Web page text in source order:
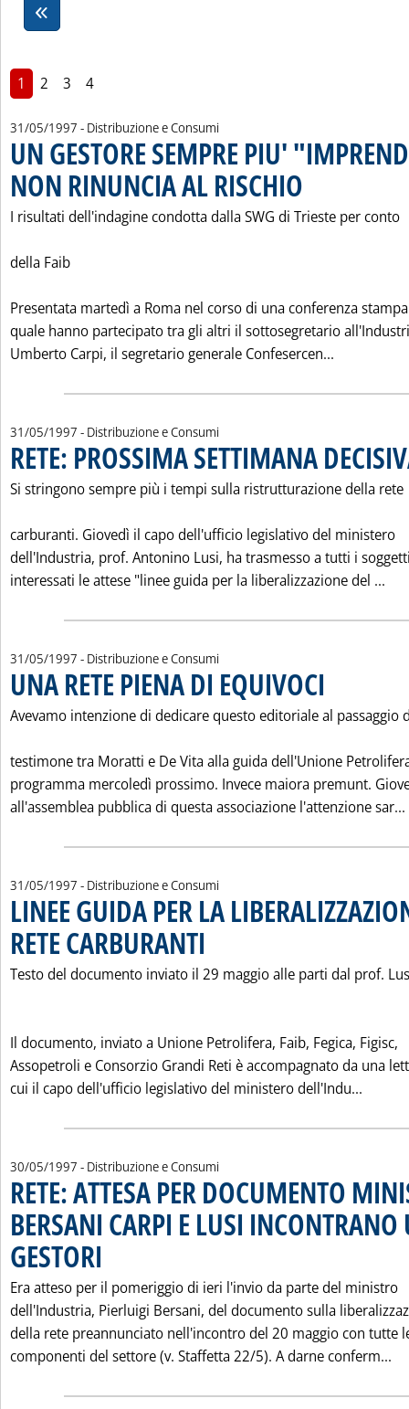
1 2 3 4
31/05/1997 - Distribuzione e Consumi
UN GESTORE SEMPRE PIU'
NON RINUNCIA AL RISCHIO
I risultati dell'indagine condotta dalla SWG di Trieste per conto
della Faib
Presentata martedì a Roma nel corso di una conferenza
quale hanno partecipato tra gli altri il sottosegretario
Umberto Carpi, il segretario generale Confesercen...
31/05/1997 - Distribuzione e Consumi
RETE: PROSSIMA SETTIMANA
Si stringono sempre più i tempi sulla ristrutturazione della rete
carburanti. Giovedì il capo dell'ufficio legislativo del ministero
dell'Industria, prof. Antonino Lusi, ha trasmesso a tutti i
interessati le attese "linee guida per la liberalizzazione del ...
31/05/1997 - Distribuzione e Consumi
UNA RETE PIENA DI EQUIVOCI
Avevamo intenzione di dedicare questo editoriale al passaggio
testimone tra Moratti e De Vita alla guida dell'Unione
programma mercoledì prossimo. Invece maiora premunt.
all'assemblea pubblica di questa associazione l'attenzione sar...
31/05/1997 - Distribuzione e Consumi
LINEE GUIDA PER LA
RETE CARBURANTI
Testo del documento inviato il 29 maggio alle parti dal prof.
Il documento, inviato a Unione Petrolifera, Faib, Fegica, Figisc,
Assopetroli e Consorzio Grandi Reti è accompagnato da una
cui il capo dell'ufficio legislativo del ministero dell'Indu...
30/05/1997 - Distribuzione e Consumi
RETE: ATTESA PER DOCUMENTO
BERSANI CARPI E LUSI INCONTRANO
GESTORI
Era atteso per il pomeriggio di ieri l'invio da parte del ministro
dell'Industria, Pierluigi Bersani, del documento sulla
della rete preannunciato nell'incontro del 20 maggio con tutte
componenti del settore (v. Staffetta 22/5). A darne conferm...